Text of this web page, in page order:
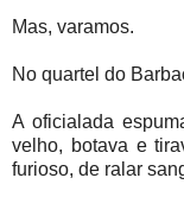
Mas, varamos.
No quartel do
A oficialada
velho, botava e
furioso, de ralar